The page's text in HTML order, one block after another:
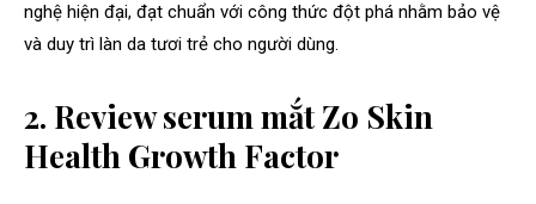
nghệ hiện đại, đạt chuẩn với công thức đột phá nhằm bảo vệ
và duy trì làn da tươi trẻ cho người dùng.
2. Review serum mắt Zo Skin
Health Growth Factor